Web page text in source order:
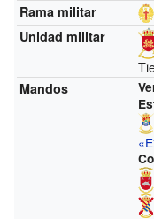
Rama militar
Unidad militar
Mandos